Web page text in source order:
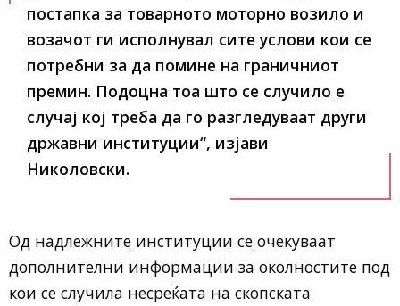
постапка за товарното моторно возило и
возачот ги исполнувал сите услови кои се
потребни за да помине на граничниот
премин. Подоцна тоа што се случило е
случај кој треба да го разгледуваат други
државни институции“, изјави
Николовски.
Од надлежните институции се очекуваат
дополнителни информации за околностите под
кои се случила несреќата на скопската